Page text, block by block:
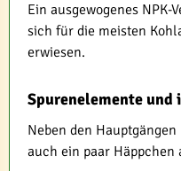
Ein ausgewogenes
sich für die meisten
erwiesen.
Spurenelemente und
Neben den
auch ein paar Häppchen